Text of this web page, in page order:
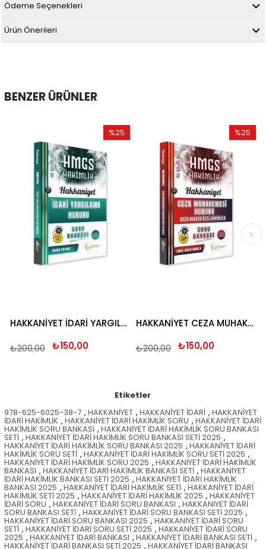
Ödeme Seçenekleri
Ürün Önerileri
BENZER ÜRÜNLER
HAKKANİYET İDARİ YARGILAMA HUKUKU SORU BANKASI 2025
₺150,00
₺200,00
%25
%25İndirim
HAKKANİYET CEZA MUHAKEMESİ HUKUKU CEZA HUKUKU ÖZEL HÜKÜMLER SORU BANKASI 2025
₺150,00
₺200,00
%25
Etiketler
978-625-6025-38-7 , HAKKANİYET , HAKKANİYET İDARİ , HAKKANİYET
İDARİ HAKİMLİK , HAKKANİYET İDARİ HAKİMLİK SORU , HAKKANİYET İDARİ
HAKİMLİK SORU BANKASI , HAKKANİYET İDARİ HAKİMLİK SORU BANKASI
SETİ , HAKKANİYET İDARİ HAKİMLİK SORU BANKASI SETİ 2025 ,
HAKKANİYET İDARİ HAKİMLİK SORU BANKASI 2025 , HAKKANİYET İDARİ
HAKİMLİK SORU SETİ , HAKKANİYET İDARİ HAKİMLİK SORU SETİ 2025 ,
HAKKANİYET İDARİ HAKİMLİK SORU 2025 , HAKKANİYET İDARİ HAKİMLİK
BANKASI , HAKKANİYET İDARİ HAKİMLİK BANKASI SETİ , HAKKANİYET
İDARİ HAKİMLİK BANKASI SETİ 2025 , HAKKANİYET İDARİ HAKİMLİK
BANKASI 2025 , HAKKANİYET İDARİ HAKİMLİK SETİ , HAKKANİYET İDARİ
HAKİMLİK SETİ 2025 , HAKKANİYET İDARİ HAKİMLİK 2025 , HAKKANİYET
İDARİ SORU , HAKKANİYET İDARİ SORU BANKASI , HAKKANİYET İDARİ
SORU BANKASI SETİ , HAKKANİYET İDARİ SORU BANKASI SETİ 2025 ,
HAKKANİYET İDARİ SORU BANKASI 2025 , HAKKANİYET İDARİ SORU
SETİ , HAKKANİYET İDARİ SORU SETİ 2025 , HAKKANİYET İDARİ SORU
2025 , HAKKANİYET İDARİ BANKASI , HAKKANİYET İDARİ BANKASI SETİ ,
HAKKANİYET İDARİ BANKASI SETİ 2025 , HAKKANİYET İDARİ BANKASI